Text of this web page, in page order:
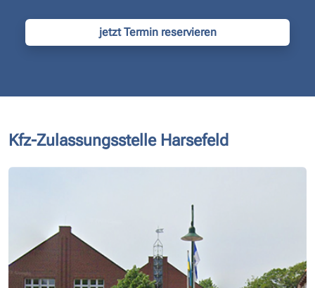
jetzt Termin reservieren
Kfz-Zulassungsstelle Harsefeld